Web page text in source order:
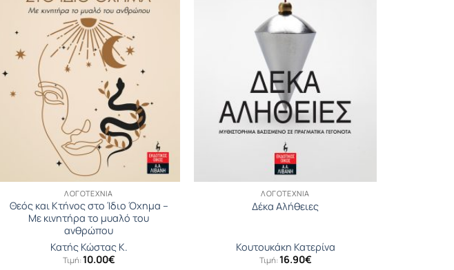
ΛΟΓΟΤΕΧΝΊΑ
Θεός και Κτήνος στο Ίδιο Όχηµα –
Με κινητήρα το μυαλό του
ανθρώπου
Κατής Κώστας Κ.
Τιμή:10.00€
ΛΟΓΟΤΕΧΝΊΑ
Δέκα Αλήθειες
Κουτουκάκη Κατερίνα
Τιμή:16.90€